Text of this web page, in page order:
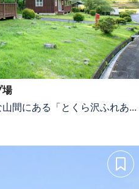
場
間にある「とくら沢ふれあ...